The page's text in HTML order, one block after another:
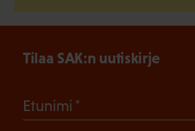
Tilaa SAK:n uutiskirje
Etunimi